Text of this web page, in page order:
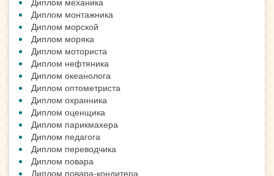
Диплом монтажника
Диплом морской
Диплом моряка
Диплом моториста
Диплом нефтяника
Диплом океанолога
Диплом оптометриста
Диплом охранника
Диплом оценщика
Диплом парикмахера
Диплом педагога
Диплом переводчика
Диплом повара
Диплом повара-кондитера